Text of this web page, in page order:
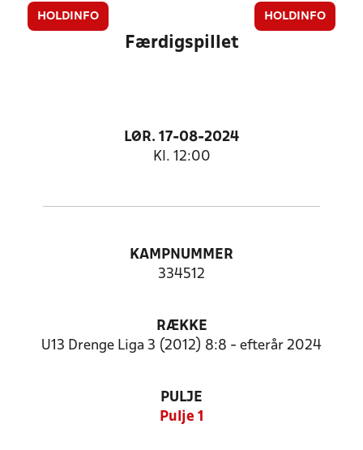
HOLDINFO HOLDINFO
Færdigspillet
LØR. 17-08-2024
Kl. 12:00
KAMPNUMMER
334512
RÆKKE
U13 Drenge Liga 3 (2012) 8:8 - efterår 2024
PULJE
Pulje 1